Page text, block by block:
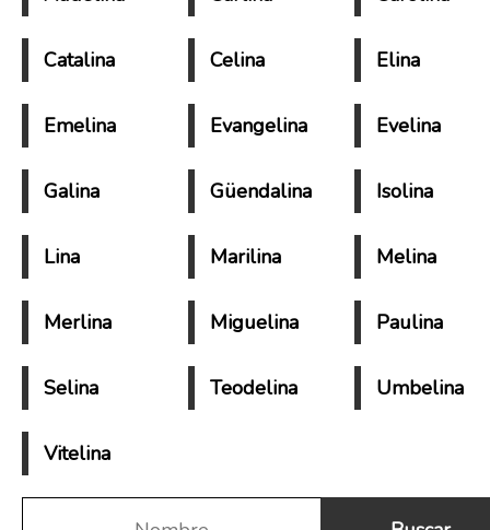
Catalina Celina Elina
Emelina Evangelina Evelina
Galina Güendalina Isolina
Lina Marilina Melina
Merlina Miguelina Paulina
Selina Teodelina Umbelina
Vitelina